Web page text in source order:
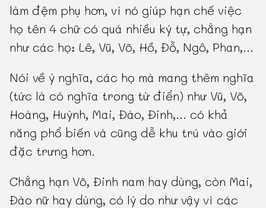
làm đệm phụ hơn, vì nó giúp hạn chế việc
họ tên 4 chữ có quá nhiều ký tự, chẳng hạn
như các họ: Lê, Vũ, Võ, Hồ, Đỗ, Ngô, Phan,...
Nói về ý nghĩa, các họ mà mang thêm nghĩa
(tức là có nghĩa trong từ điển) như Vũ, Võ,
Hoàng, Huỳnh, Mai, Đào, Đinh,... có khả
năng phổ biến và cũng dễ khu trú vào giới
đặc trưng hơn.
Chẳng hạn Võ, Đinh nam hay dùng, còn Mai,
Đào nữ hay dùng, có lý do như vậy vì các